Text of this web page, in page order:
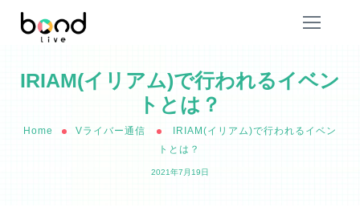
IRIAM(イリアム)で行われるイベン
トとは？
Home Vライバー通信
IRIAM(イリアム)で行われるイベン
トとは？
2021年7月19日